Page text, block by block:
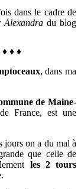
dans le cadre de
Alexandra du blog
♦ ♦ ♦
, dans ma
de Maine-
France, est une
jours on a du mal à
que celle de
les 2 tours
.